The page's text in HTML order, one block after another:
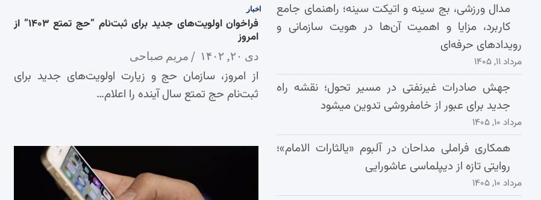
اخبار
فراخوان اولویت‌‌های جدید برای ثبت‌نام “حج تمتع ۱۴۰۳” از
امروز
دی ۲۰, ۱۴۰۲ مریم صباحی
از امروز، سازمان حج و زیارت اولویت‌های جدید برای
ثبت‌نام حج تمتع سال آینده را اعلام…
مدال ورزشی، بج سینه و اتیکت سینه؛ راهنمای جامع
کاربرد، مزایا و اهمیت آن‌ها در هویت سازمانی و
رویدادهای حرفه‌ای
مرداد ۱۱, ۱۴۰۵
جهش صادرات غیرنفتی در مسیر تحول؛ نقشه راه
جدید برای عبور از خامفروشی تدوین میشود
مرداد ۱۰, ۱۴۰۵
همکاری فراملی مداحان در آلبوم «یالثارات الامام»؛
روایتی تازه از دیپلماسی عاشورایی
مرداد ۱۰, ۱۴۰۵